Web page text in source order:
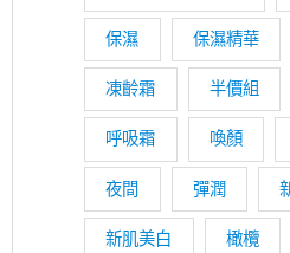
保濕 保濕精華
凍齡霜 半價組
呼吸霜 喚顏
夜間 彈潤
新肌美白 橄欖